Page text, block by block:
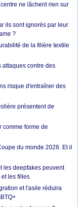
ne lâchent rien sur
ils sont ignorés par leur
?
de la filière textile
attaques contre des
risque d'entraîner des
présentent de
comme forme de
du monde 2026. Et il
les deepfakes peuvent
les filles
et l'asile réduira